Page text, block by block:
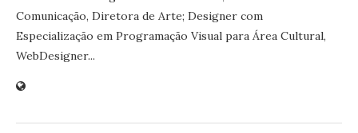
Comunicação, Diretora de Arte; Designer com
Especialização em Programação Visual para Área Cultural,
WebDesigner...